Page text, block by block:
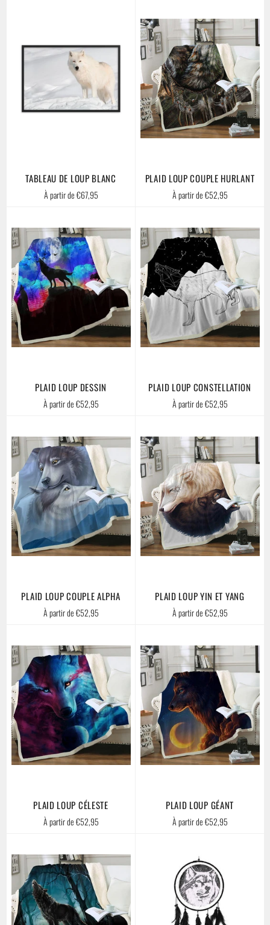
TABLEAU DE LOUP BLANC
À partir de €67,95
PLAID LOUP COUPLE HURLANT
À partir de €52,95
PLAID LOUP DESSIN
À partir de €52,95
PLAID LOUP CONSTELLATION
À partir de €52,95
PLAID LOUP COUPLE ALPHA
À partir de €52,95
PLAID LOUP YIN ET YANG
À partir de €52,95
PLAID LOUP CÉLESTE
À partir de €52,95
PLAID LOUP GÉANT
À partir de €52,95